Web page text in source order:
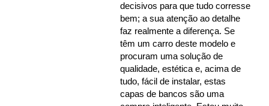
decisivos para que tudo corresse
bem; a sua atenção ao detalhe
faz realmente a diferença. Se
têm um carro deste modelo e
procuram uma solução de
qualidade, estética e, acima de
tudo, fácil de instalar, estas
capas de bancos são uma